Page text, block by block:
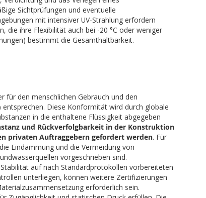
Sichtprüfungen und eventuelle
mit intensiver UV-Strahlung erfordern
die ihre Flexibilität auch bei -20 °C oder weniger
bestimmt die Gesamthaltbarkeit.
für den menschlichen Gebrauch und den
Diese Konformität wird durch globale
in die enthaltene Flüssigkeit abgegeben
und Rückverfolgbarkeit in der Konstruktion
privaten Auftraggebern gefordert werden. Für
Eindämmung und die Vermeidung von
vorgeschrieben sind.
auf nach Standardprotokollen vorbereiteten
unterliegen, können weitere Zertifizierungen
erforderlich sein.